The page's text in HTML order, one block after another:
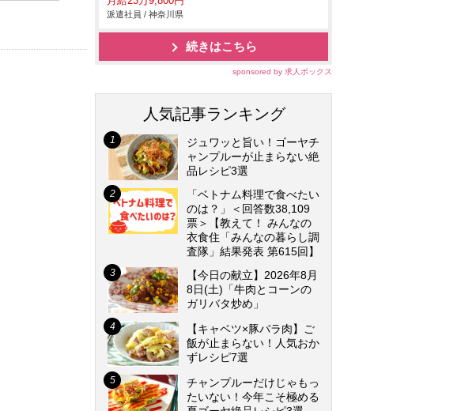
派遣社員 / 神奈川県
続きはこちら
sponsored by 求人ボックス
人気記事ランキング
ジュワッと旨い！ゴーヤチ
ャンプルーが止まらない絶
品レシピ3選
「ベトナム料理で食べたい
のは？」＜回答数38,109
票＞【教えて！ みんなの
衣食住「みんなの暮らし調
査隊」結果発表 第615回】
【今日の献立】2026年8月
8日(土)「牛肉とコーンの
ガリバタ炒め」
【キャベツ×豚バラ肉】ご
飯が止まらない！人気おか
ずレシピ7選
チャンプルーだけじゃもっ
たいない！今年こそ極める